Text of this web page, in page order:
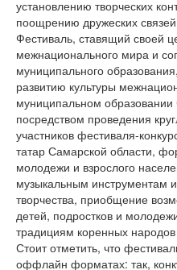
установлению творческих
поощрению дружеских
Фестиваль, ставящий своей
межнационального мира и
муниципального
развитию культуры
муниципальном образовании
посредством проведения
участников фестиваля-
татар Самарской области,
молодежи и взрослого
музыкальным инструментам
творчества, приобщение
детей, подростков и
традициям коренных
Стоит отметить, что
оффлайн форматах: так,